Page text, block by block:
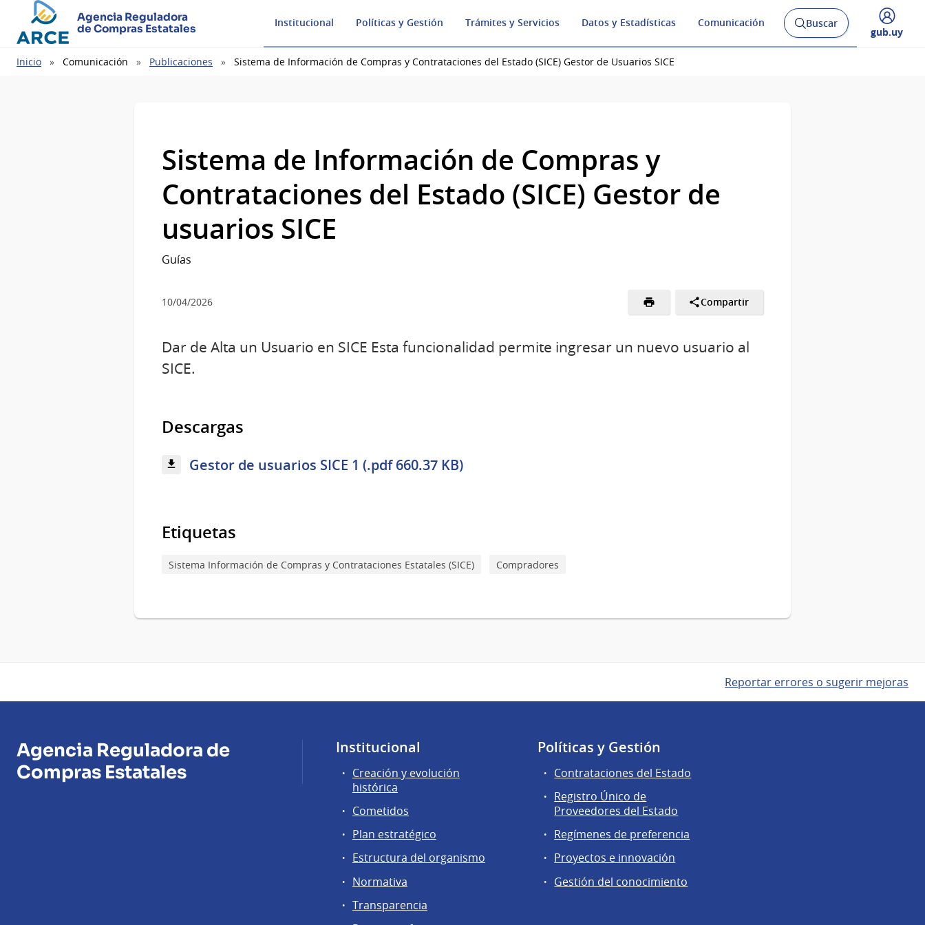
Agencia Reguladora
de Compras Estatales
Institucional Políticas y Gestión Trámites y Servicios Datos y Estadísticas Comunicación
Abrir
buscador
Buscar
Desplegar
gub.uy
Ruta
Inicio Comunicación Publicaciones Sistema de Información de Compras y Contrataciones del Estado (SICE) Gestor de Usuarios SICE
Sistema de Información de Compras y
Contrataciones del Estado (SICE) Gestor de
usuarios SICE
Guías
10/04/2026 Compartir
Dar de Alta un Usuario en SICE Esta funcionalidad permite ingresar un nuevo usuario al
SICE.
Descargas
Gestor de usuarios SICE 1 (.pdf 660.37 KB)
Etiquetas
Sistema Información de Compras y Contrataciones Estatales (SICE) Compradores
Reportar errores o sugerir mejoras
Agencia Reguladora de
Compras Estatales
Institucional
Creación y evolución
histórica
Cometidos
Plan estratégico
Estructura del organismo
Normativa
Transparencia
Políticas y Gestión
Contrataciones del Estado
Registro Único de
Proveedores del Estado
Regímenes de preferencia
Proyectos e innovación
Gestión del conocimiento